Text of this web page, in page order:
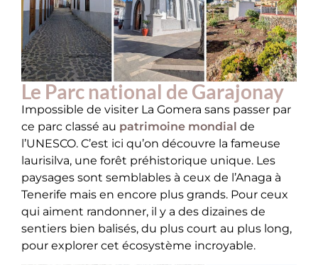
Le Parc national de Garajonay
Impossible de visiter La Gomera sans passer par
ce parc classé au patrimoine mondial de
l’UNESCO. C’est ici qu’on découvre la fameuse
laurisilva, une forêt préhistorique unique. Les
paysages sont semblables à ceux de l’Anaga à
Tenerife mais en encore plus grands. Pour ceux
qui aiment randonner, il y a des dizaines de
sentiers bien balisés, du plus court au plus long,
pour explorer cet écosystème incroyable.